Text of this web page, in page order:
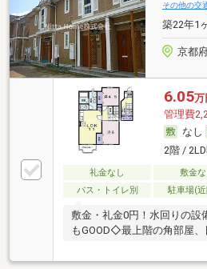
その他の交
築22年1
京都
6.05万
管理費
なし
2階 /
礼金なし 敷金な
バス・トイレ別
駐車場(
敷金・礼金0円！水回りの
もGOOD◇最上階の角部屋